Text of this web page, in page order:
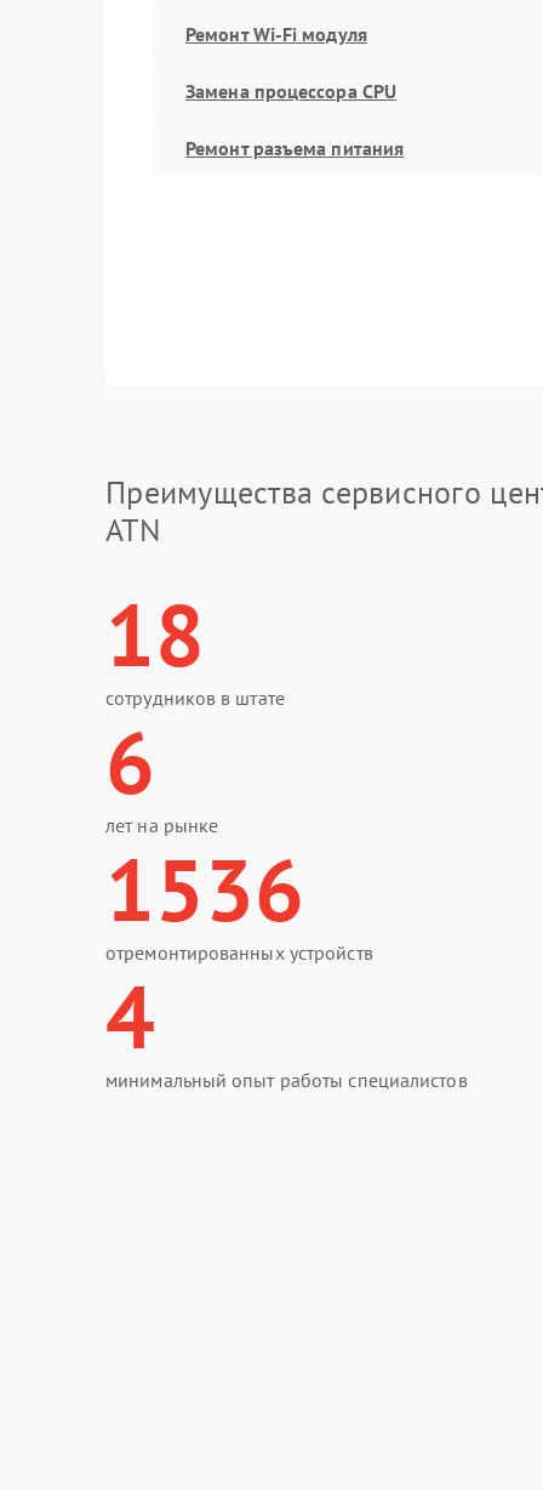
Ремонт Wi-Fi модуля
Замена процессора CPU
Ремонт разъема питания
Преимущества сервисного
ATN
18
сотрудников в штате
6
лет на рынке
1536
отремонтированных устройств
4
минимальный опыт работы специалистов